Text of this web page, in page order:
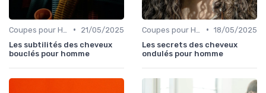
•
21/05/2025
Les subtilités des cheveux
bouclés pour homme
• 18/05/2025
Les secrets des cheveux
ondulés pour homme